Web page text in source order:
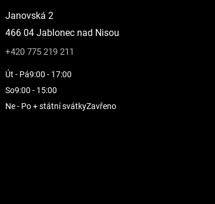
Janovská 2
466 04 Jablonec nad Nisou
+420 775 219 211
Út - Pá9:00 - 17:00
So9:00 - 15:00
Ne - Po + státní svátkyZavřeno